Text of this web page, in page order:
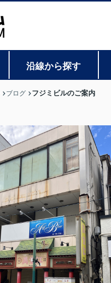
沿線から探す
ブログ フジミビルのご案内